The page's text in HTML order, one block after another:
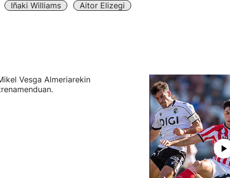
Iñaki Williams
Aitor Elizegi